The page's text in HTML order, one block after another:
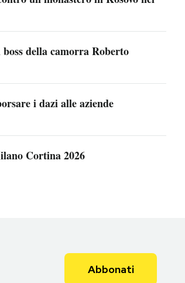
della camorra Roberto
i dazi alle aziende
Cortina 2026
Abbonati